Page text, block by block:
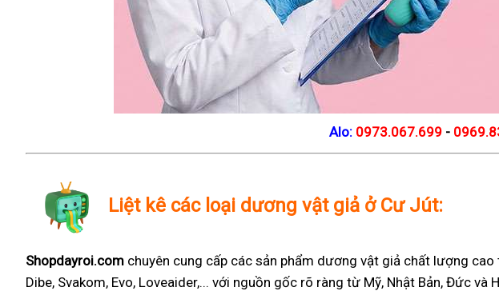
Alo: 0973.067.699 -
Liệt kê các loại dương vật giả ở Cư Jút:
Shopdayroi.com chuyên cung cấp các sản phẩm dương vật giả chất lượng
Dibe, Svakom, Evo, Loveaider,... với nguồn gốc rõ ràng từ Mỹ, Nhật Bản, Đức